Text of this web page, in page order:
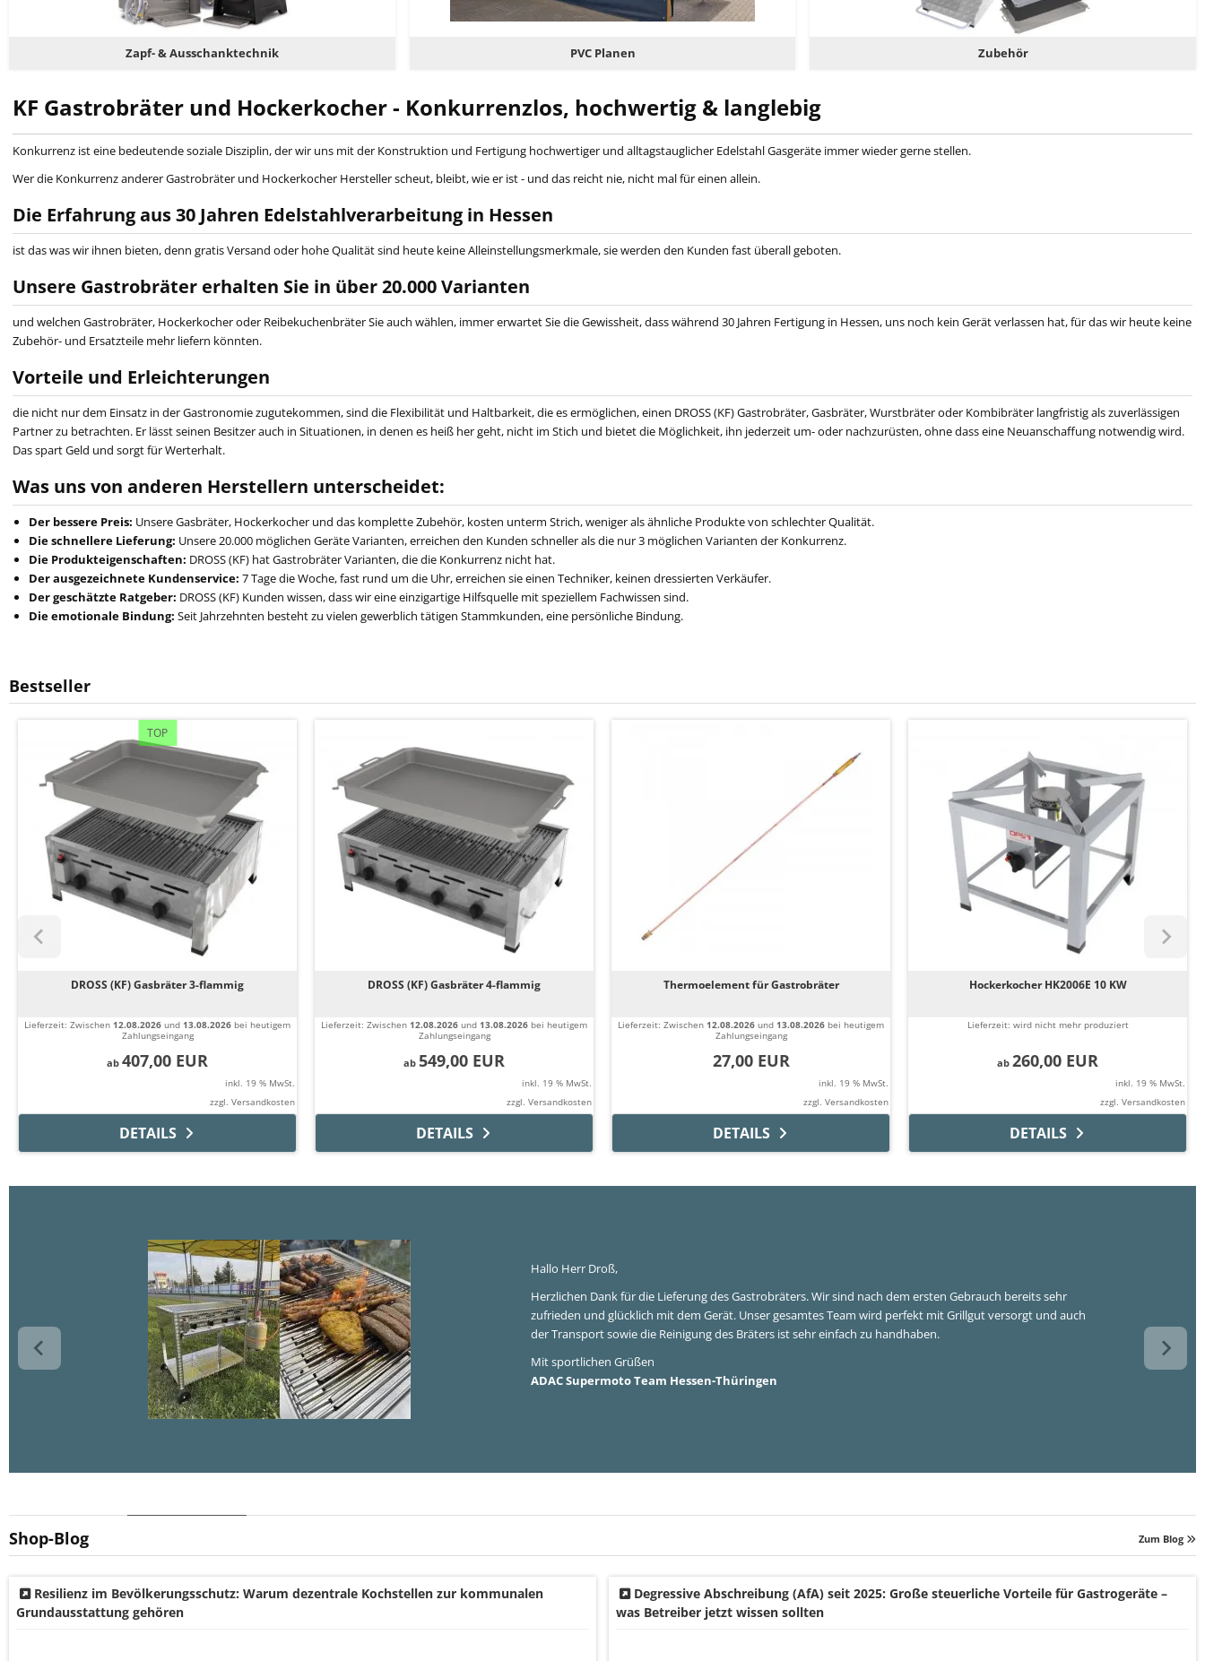
Zapf- & Ausschanktechnik PVC Planen Zubehör
KF Gastrobräter und Hockerkocher - Konkurrenzlos, hochwertig & langlebig
Konkurrenz ist eine bedeutende soziale Disziplin, der wir uns mit der Konstruktion und Fertigung hochwertiger und alltagstauglicher Edelstahl Gasgeräte immer wieder gerne stellen.
Wer die Konkurrenz anderer Gastrobräter und Hockerkocher Hersteller scheut, bleibt, wie er ist - und das reicht nie, nicht mal für einen allein.
Die Erfahrung aus 30 Jahren Edelstahlverarbeitung in Hessen
ist das was wir ihnen bieten, denn gratis Versand oder hohe Qualität sind heute keine Alleinstellungsmerkmale, sie werden den Kunden fast überall geboten.
Unsere Gastrobräter erhalten Sie in über 20.000 Varianten
und welchen Gastrobräter, Hockerkocher oder Reibekuchenbräter Sie auch wählen, immer erwartet Sie die Gewissheit, dass während 30 Jahren Fertigung in Hessen, uns noch kein Gerät verlassen hat, für das wir heute keine
Zubehör- und Ersatzteile mehr liefern könnten.
Vorteile und Erleichterungen
die nicht nur dem Einsatz in der Gastronomie zugutekommen, sind die Flexibilität und Haltbarkeit, die es ermöglichen, einen DROSS (KF) Gastrobräter, Gasbräter, Wurstbräter oder Kombibräter langfristig als zuverlässigen
Partner zu betrachten. Er lässt seinen Besitzer auch in Situationen, in denen es heiß her geht, nicht im Stich und bietet die Möglichkeit, ihn jederzeit um- oder nachzurüsten, ohne dass eine Neuanschaffung notwendig wird.
Das spart Geld und sorgt für Werterhalt.
Was uns von anderen Herstellern unterscheidet:
Der bessere Preis: Unsere Gasbräter, Hockerkocher und das komplette Zubehör, kosten unterm Strich, weniger als ähnliche Produkte von schlechter Qualität.
Die schnellere Lieferung: Unsere 20.000 möglichen Geräte Varianten, erreichen den Kunden schneller als die nur 3 möglichen Varianten der Konkurrenz.
Die Produkteigenschaften: DROSS (KF) hat Gastrobräter Varianten, die die Konkurrenz nicht hat.
Der ausgezeichnete Kundenservice: 7 Tage die Woche, fast rund um die Uhr, erreichen sie einen Techniker, keinen dressierten Verkäufer.
Der geschätzte Ratgeber: DROSS (KF) Kunden wissen, dass wir eine einzigartige Hilfsquelle mit speziellem Fachwissen sind.
Die emotionale Bindung: Seit Jahrzehnten besteht zu vielen gewerblich tätigen Stammkunden, eine persönliche Bindung.
Bestseller
TOP
DROSS (KF) Gasbräter 3-flammig
Lieferzeit: Zwischen 12.08.2026 und 13.08.2026 bei heutigem
Zahlungseingang
ab 407,00 EUR
inkl. 19 % MwSt.
zzgl. Versandkosten
DETAILS
DROSS (KF) Gasbräter 4-flammig
Lieferzeit: Zwischen 12.08.2026 und 13.08.2026 bei heutigem
Zahlungseingang
ab 549,00 EUR
inkl. 19 % MwSt.
zzgl. Versandkosten
DETAILS
Thermoelement für Gastrobräter
Lieferzeit: Zwischen 12.08.2026 und 13.08.2026 bei heutigem
Zahlungseingang
27,00 EUR
inkl. 19 % MwSt.
zzgl. Versandkosten
DETAILS
Hockerkocher HK2006E 10 KW
Lieferzeit: wird nicht mehr produziert
ab 260,00 EUR
inkl. 19 % MwSt.
zzgl. Versandkosten
DETAILS
Hallo liebes Team der Dross Professional Services,
vielen Dank für die schnelle Lieferung. Der Grill hat sich als äußerst professionell herausgestellt, die Arbeit damit ist perfekt und effizient zu gestalten. Wir können
Service wirklich nur weiterempfehlen.
Viele Grüße
Jürgen Anzer
Catering Service, Anzer GbR
Shop-Blog Zum Blog
Resilienz im Bevölkerungsschutz: Warum dezentrale Kochstellen zur kommunalen
Grundausstattung gehören
Degressive Abschreibung (AfA) seit 2025: Große steuerliche Vorteile für Gastrogeräte –
was Betreiber jetzt wissen sollten